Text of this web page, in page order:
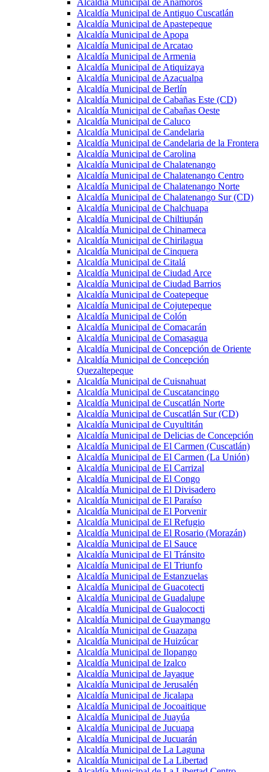
Alcaldía Municipal de Anamorós
Alcaldía Municipal de Antiguo Cuscatlán
Alcaldía Municipal de Apastepeque
Alcaldía Municipal de Apopa
Alcaldía Municipal de Arcatao
Alcaldía Municipal de Armenia
Alcaldía Municipal de Atiquizaya
Alcaldía Municipal de Azacualpa
Alcaldía Municipal de Berlín
Alcaldía Municipal de Cabañas Este (CD)
Alcaldía Municipal de Cabañas Oeste
Alcaldía Municipal de Caluco
Alcaldía Municipal de Candelaria
Alcaldía Municipal de Candelaria de la Frontera
Alcaldía Municipal de Carolina
Alcaldía Municipal de Chalatenango
Alcaldía Municipal de Chalatenango Centro
Alcaldía Municipal de Chalatenango Norte
Alcaldía Municipal de Chalatenango Sur (CD)
Alcaldía Municipal de Chalchuapa
Alcaldía Municipal de Chiltiupán
Alcaldía Municipal de Chinameca
Alcaldía Municipal de Chirilagua
Alcaldía Municipal de Cinquera
Alcaldía Municipal de Citalá
Alcaldía Municipal de Ciudad Arce
Alcaldía Municipal de Ciudad Barrios
Alcaldía Municipal de Coatepeque
Alcaldía Municipal de Cojutepeque
Alcaldía Municipal de Colón
Alcaldía Municipal de Comacarán
Alcaldía Municipal de Comasagua
Alcaldía Municipal de Concepción de Oriente
Alcaldía Municipal de Concepción
Quezaltepeque
Alcaldía Municipal de Cuisnahuat
Alcaldía Municipal de Cuscatancingo
Alcaldía Municipal de Cuscatlán Norte
Alcaldía Municipal de Cuscatlán Sur (CD)
Alcaldía Municipal de Cuyultitán
Alcaldía Municipal de Delicias de Concepción
Alcaldía Municipal de El Carmen (Cuscatlán)
Alcaldía Municipal de El Carmen (La Unión)
Alcaldía Municipal de El Carrizal
Alcaldía Municipal de El Congo
Alcaldía Municipal de El Divisadero
Alcaldía Municipal de El Paraíso
Alcaldía Municipal de El Porvenir
Alcaldía Municipal de El Refugio
Alcaldía Municipal de El Rosario (Morazán)
Alcaldía Municipal de El Sauce
Alcaldía Municipal de El Tránsito
Alcaldía Municipal de El Triunfo
Alcaldía Municipal de Estanzuelas
Alcaldía Municipal de Guacotecti
Alcaldía Municipal de Guadalupe
Alcaldía Municipal de Gualococti
Alcaldía Municipal de Guaymango
Alcaldía Municipal de Guazapa
Alcaldía Municipal de Huizúcar
Alcaldía Municipal de Ilopango
Alcaldía Municipal de Izalco
Alcaldía Municipal de Jayaque
Alcaldía Municipal de Jerusalén
Alcaldía Municipal de Jicalapa
Alcaldía Municipal de Jocoaitique
Alcaldía Municipal de Juayúa
Alcaldía Municipal de Jucuapa
Alcaldía Municipal de Jucuarán
Alcaldía Municipal de La Laguna
Alcaldía Municipal de La Libertad